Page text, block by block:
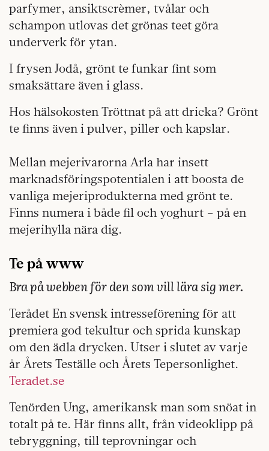
parfymer, ansiktscrèmer, tvålar och
schampon utlovas det grönas teet göra
underverk för ytan.
I frysenJodå, grönt te funkar fint som
smaksättare även i glass.
Hos hälsokostenTröttnat på att dricka? Grönt
te finns även i pulver, piller och kapslar.
Mellan mejerivarorna Arla har insett
marknadsföringspotentialen i att boosta de
vanliga mejeriprodukterna med grönt te.
Finns numera i både fil och yoghurt – på en
mejerihylla nära dig.
Te på www
Bra på webben för den som vill lära sig mer.
Terådet En svensk intresseförening för att
premiera god tekultur och sprida kunskap
om den ädla drycken. Utser i slutet av varje
år Årets Teställe och Årets Tepersonlighet.
Teradet.se
TenördenUng, amerikansk man som snöat in
totalt på te. Här finns allt, från videoklipp på
tebryggning, till teprovningar och